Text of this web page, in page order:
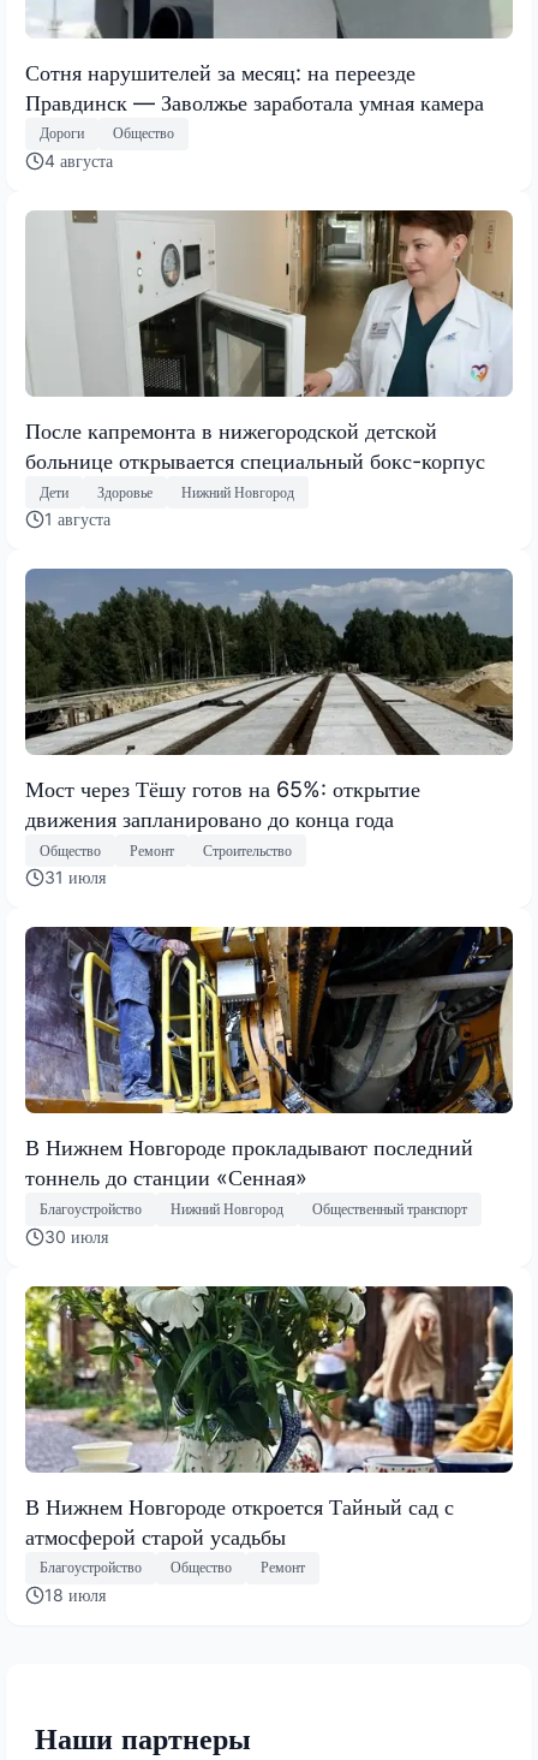
Сотня нарушителей за месяц: на переезде
Правдинск — Заволжье заработала умная камера
Дороги Общество
4 августа
После капремонта в нижегородской детской
больнице открывается специальный бокс-корпус
Дети Здоровье Нижний Новгород
1 августа
Мост через Тёшу готов на 65%: открытие
движения запланировано до конца года
Общество Ремонт Строительство
31 июля
В Нижнем Новгороде прокладывают последний
тоннель до станции «Сенная»
Благоустройство Нижний Новгород Общественный транспорт
30 июля
В Нижнем Новгороде откроется Тайный сад с
атмосферой старой усадьбы
Благоустройство Общество Ремонт
18 июля
Наши партнеры